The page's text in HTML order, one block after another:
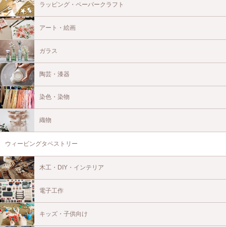
ラッピング・ペーパークラフト
アート・絵画
ガラス
陶芸・漆器
染色・染物
織物
ウィービングタペストリー
木工・DIY・インテリア
電子工作
キッズ・子供向け